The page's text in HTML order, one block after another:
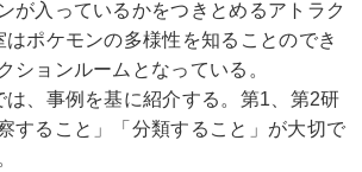
が入っているかをつきとめるアトラク
はポケモンの多様性を知ることのでき
ションルームとなっている。
は、事例を基に紹介する。第1、第2研
すること」「分類すること」が大切で